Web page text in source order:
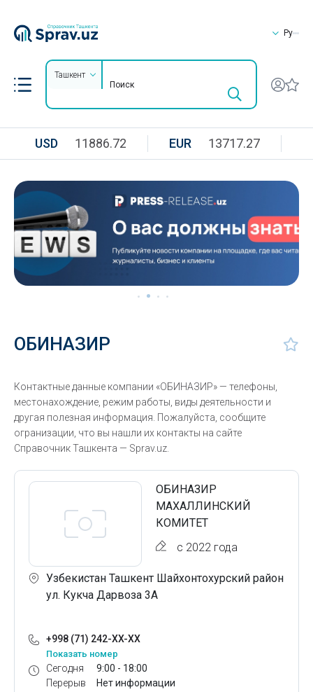
Ру
Ташкент
USD 11886.72 EUR 13717.27
ОБИНАЗИР
Контактные данные компании «ОБИНАЗИР» — телефоны,
местонахождение, режим работы, виды деятельности и
другая полезная информация. Пожалуйста, сообщите
огранизации, что вы нашли их контакты на сайте
Справочник Ташкента — Sprav.uz.
ОБИНАЗИР
МАХАЛЛИНСКИЙ
КОМИТЕТ
с 2022 года
Узбекистан Ташкент Шайхонтохурский район
ул. Кукча Дарвоза 3А
+998 (71) 242-XX-XX
Показать номер
Сегодня
Перерыв
9:00 - 18:00
Нет информации